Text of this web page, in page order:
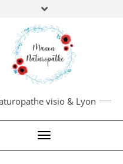
Manon Borderie
nutrithérapeute,
biologie fonctionnelle.
PRISE DE RDV:
en savoir plus,cliquez ici
visio & Lyon
Toggle Navigation